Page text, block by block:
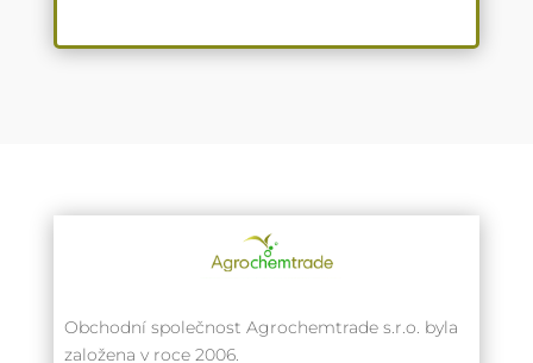
Obchodní společnost Agrochemtrade s.r.o. byla
založena v roce 2006.